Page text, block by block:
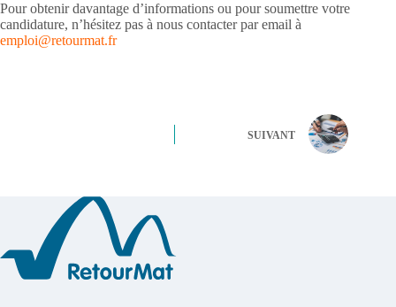
Pour obtenir davantage d’informations ou pour soumettre votre
candidature, n’hésitez pas à nous contacter par email à
emploi@retourmat.fr
SUIVANT